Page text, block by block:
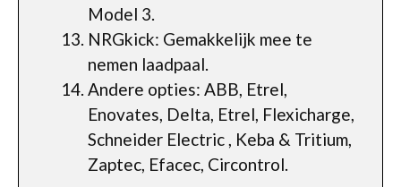
Model 3.
NRGkick: Gemakkelijk mee te
nemen laadpaal.
Andere opties: ABB, Etrel,
Enovates, Delta, Etrel, Flexicharge,
Schneider Electric , Keba & Tritium,
Zaptec, Efacec, Circontrol.